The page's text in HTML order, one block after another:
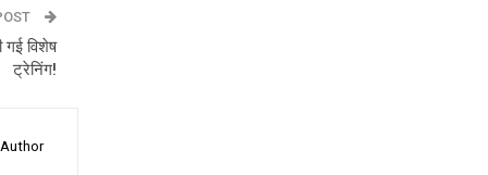
गई विशेष
ट्रेनिंग!